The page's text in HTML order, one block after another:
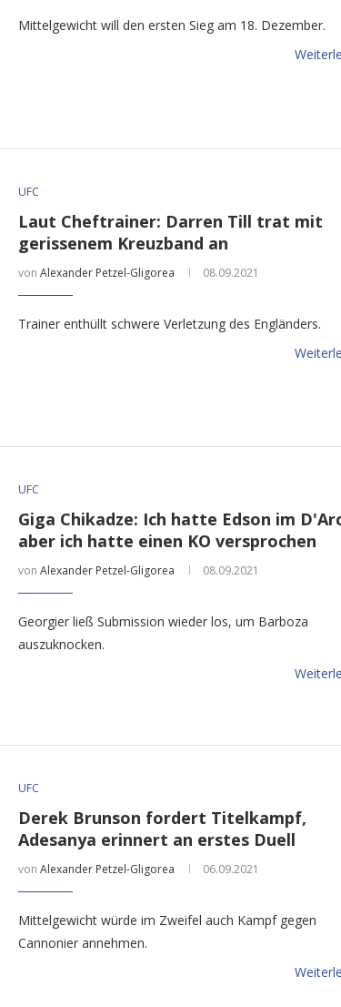
Mittelgewicht will den ersten Sieg am 18. Dezember.
UFC
Laut Cheftrainer: Darren Till trat mit
gerissenem Kreuzband an
von Alexander Petzel-Gligorea 08.09.2021
Trainer enthüllt schwere Verletzung des Engländers.
UFC
Giga Chikadze: Ich hatte Edson im
aber ich hatte einen KO versprochen
von Alexander Petzel-Gligorea 08.09.2021
Georgier ließ Submission wieder los, um Barboza
auszuknocken.
UFC
Derek Brunson fordert Titelkampf,
Adesanya erinnert an erstes Duell
von Alexander Petzel-Gligorea 06.09.2021
Mittelgewicht würde im Zweifel auch Kampf gegen
Cannonier annehmen.